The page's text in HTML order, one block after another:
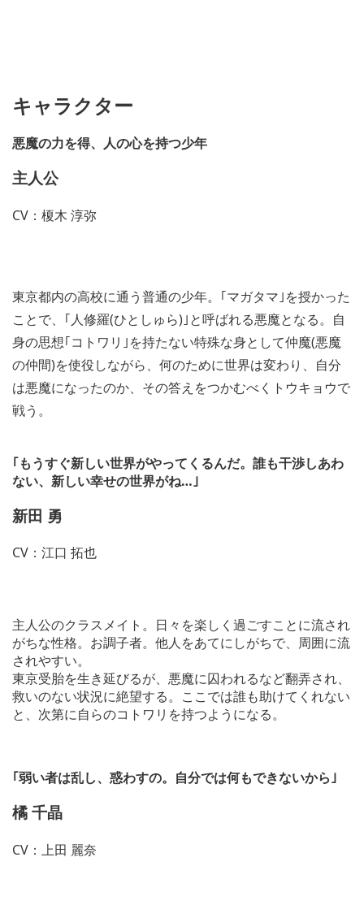
キャラクター
悪魔の力を得、人の心を持つ少年
主人公
CV：榎木 淳弥
東京都内の高校に通う普通の少年。｢マガタマ｣を授かった
ことで、｢人修羅(ひとしゅら)｣と呼ばれる悪魔となる。自
身の思想｢コトワリ｣を持たない特殊な身として仲魔(悪魔
の仲間)を使役しながら、何のために世界は変わり、自分
は悪魔になったのか、その答えをつかむべくトウキョウで
戦う。
｢もうすぐ新しい世界がやってくるんだ。誰も干渉しあわ
ない、新しい幸せの世界がね…｣
新田 勇
CV：江口 拓也
主人公のクラスメイト。日々を楽しく過ごすことに流され
がちな性格。お調子者。他人をあてにしがちで、周囲に流
されやすい。
東京受胎を生き延びるが、悪魔に囚われるなど翻弄され、
救いのない状況に絶望する。ここでは誰も助けてくれない
と、次第に自らのコトワリを持つようになる。
｢弱い者は乱し、惑わすの。自分では何もできないから｣
橘 千晶
CV：上田 麗奈